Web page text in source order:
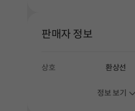
판매자 정보
상호 환상선
정보 보기